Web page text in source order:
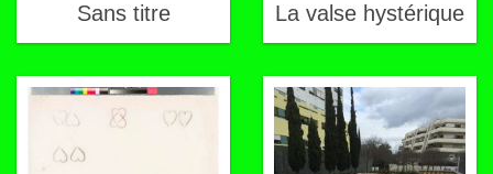
Sans titre La valse hystérique